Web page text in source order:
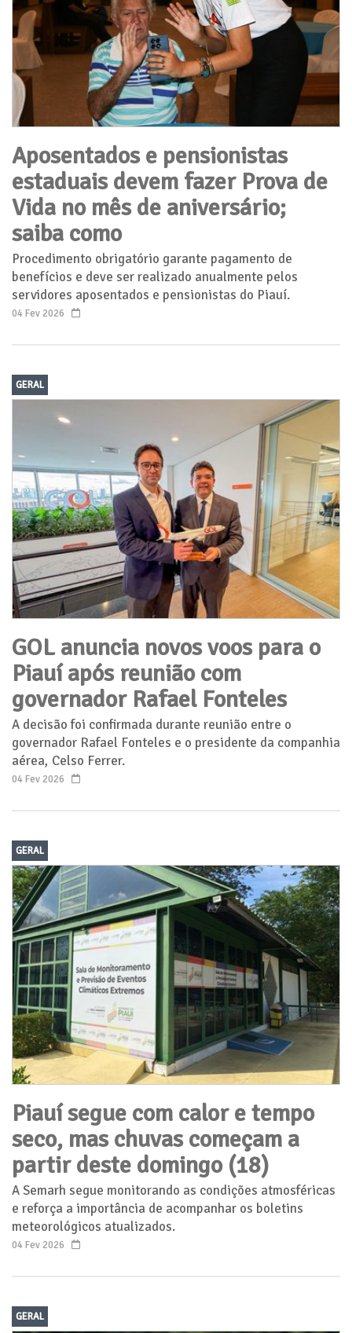
Aposentados e pensionistas
estaduais devem fazer Prova de
Vida no mês de aniversário;
saiba como
Procedimento obrigatório garante pagamento de
benefícios e deve ser realizado anualmente pelos
servidores aposentados e pensionistas do Piauí.
04 Fev 2026
GERAL
GOL anuncia novos voos para o
Piauí após reunião com
governador Rafael Fonteles
A decisão foi confirmada durante reunião entre o
governador Rafael Fonteles e o presidente da companhia
aérea, Celso Ferrer.
04 Fev 2026
GERAL
Piauí segue com calor e tempo
seco, mas chuvas começam a
partir deste domingo (18)
A Semarh segue monitorando as condições atmosféricas
e reforça a importância de acompanhar os boletins
meteorológicos atualizados.
04 Fev 2026
GERAL